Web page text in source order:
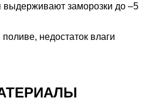
выдерживают заморозки до –5
недостаток влаги